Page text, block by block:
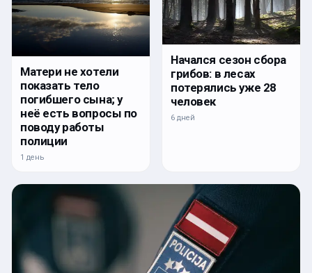
Матери не хотели
показать тело
погибшего сына; у
неё есть вопросы по
поводу работы
полиции
1 день
Начался сезон сбора
грибов: в лесах
потерялись уже 28
человек
6 дней